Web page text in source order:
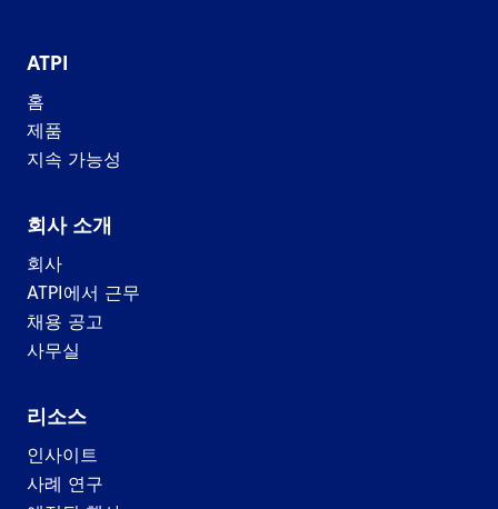
ATPI
홈
제품
지속 가능성
회사 소개
회사
ATPI에서 근무
채용 공고
사무실
리소스
인사이트
사례 연구